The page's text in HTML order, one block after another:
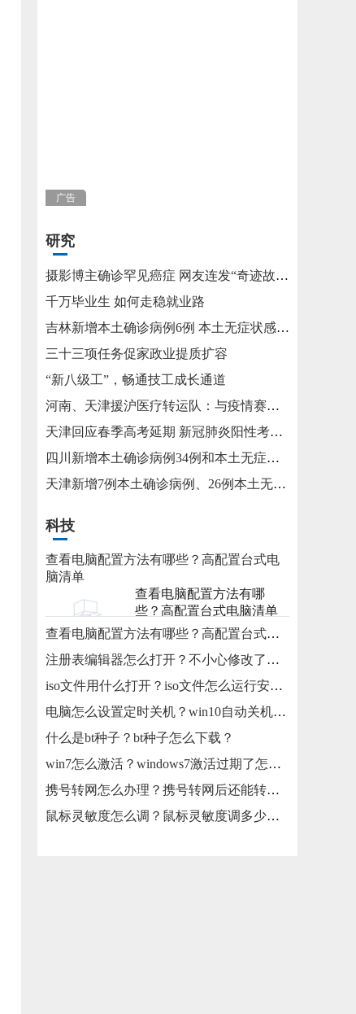
广告
研究
摄影博主确诊罕见癌症 网友连发“奇迹故事”不允许他躺平
千万毕业生 如何走稳就业路
吉林新增本土确诊病例6例 本土无症状感染者15例
三十三项任务促家政业提质扩容
“新八级工”，畅通技工成长通道
河南、天津援沪医疗转运队：与疫情赛跑 为生命护航
天津回应春季高考延期 新冠肺炎阳性考生将在医院考试
四川新增本土确诊病例34例和本土无症状感染者115例
天津新增7例本土确诊病例、26例本土无症状感染者
科技
查看电脑配置方法有哪些？高配置台式电
脑清单
查看电脑配置方法有哪
些？高配置台式电脑清单
2023-05-31
查看电脑配置方法有哪些？高配置台式电脑清单
注册表编辑器怎么打开？不小心修改了注册表怎么还原？
iso文件用什么打开？iso文件怎么运行安装？
电脑怎么设置定时关机？win10自动关机怎么设置？
什么是bt种子？bt种子怎么下载？
win7怎么激活？windows7激活过期了怎么办？
携号转网怎么办理？携号转网后还能转回来吗？
鼠标灵敏度怎么调？鼠标灵敏度调多少合适？